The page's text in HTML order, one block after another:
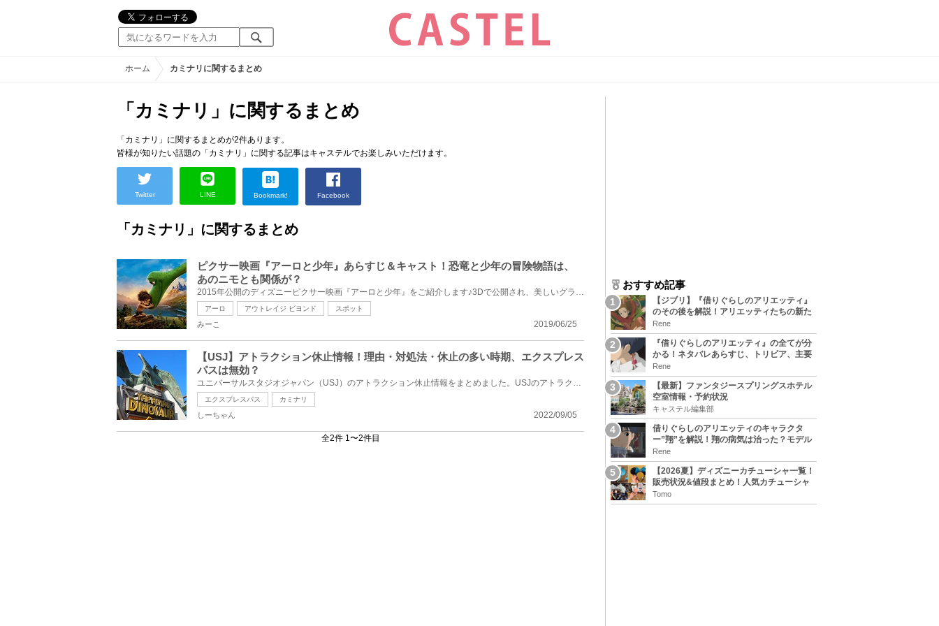
ホーム カミナリに関するまとめ
「カミナリ」に関するまとめ
「カミナリ」に関するまとめが2件あります。
皆様が知りたい話題の「カミナリ」に関する記事はキャステルでお楽しみいただけます。
Twitter LINE Bookmark! Facebook
「カミナリ」に関するまとめ
ピクサー映画『アーロと少年』あらすじ＆キャスト！恐竜と少年の冒険物語は、
あのニモとも関係が？
2015年公開のディズニーピクサー映画『アーロと少年』をご紹介します♪3Dで公開され、美しいグラフィック...
アーロ アウトレイジ ビヨンド スポット
2019/06/25
みーこ
【USJ】アトラクション休止情報！理由・対処法・休止の多い時期、エクスプレス
パスは無効？
ユニバーサルスタジオジャパン（USJ）のアトラクション休止情報をまとめました。USJのアトラクションは...
エクスプレスパス カミナリ
2022/09/05
しーちゃん
全2件 1〜2件目
おすすめ記事
【ジブリ】『借りぐらしのアリエッティ』
のその後を解説！アリエッティたちの新た
な住処は？翔の病気は治る？
Rene
『借りぐらしのアリエッティ』の全てが分
かる！ネタバレあらすじ、トリビア、主要
キャラまとめ！
Rene
【最新】ファンタジースプリングスホテル
空室情報・予約状況
キャステル編集部
借りぐらしのアリエッティのキャラクタ
ー”翔”を解説！翔の病気は治った？モデル
は誰？
Rene
【2026夏】ディズニーカチューシャ一覧！
販売状況&値段まとめ！人気カチューシャ
をチェック
Tomo